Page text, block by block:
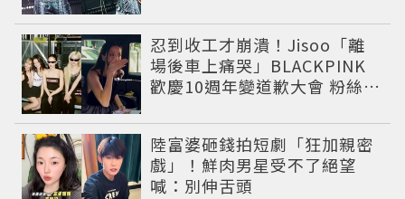
忍到收工才崩潰！Jisoo「離
場後車上痛哭」BLACKPINK
歡慶10週年變道歉大會 粉絲看
陸富婆砸錢拍短劇「狂加親密
戲」！鮮肉男星受不了絕望
喊：別伸舌頭